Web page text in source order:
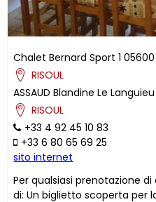
Chalet Bernard Sport 1 05600
RISOUL
ASSAUD Blandine Le Languieu
RISOUL
+33 4 92 45 10 83
+33 6 80 65 69 25
sito internet
Per qualsiasi prenotazione
di: Un biglietto scoperta per